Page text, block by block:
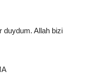
duydum. Allah bizi